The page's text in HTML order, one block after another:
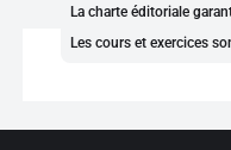
La charte éditoriale
Les cours et exercices